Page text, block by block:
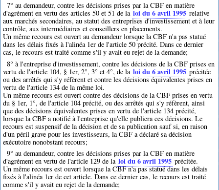
7° au demandeur, contre les décisions prises par la CBF en matière
d'agrément en vertu des articles 50 et 51 de la loi du 6 avril 1995 relative
aux marchés secondaires, au statut des entreprises d'investissement et à leur
contrôle, aux intermédiaires et conseillers en placements.
Un même recours est ouvert au demandeur lorsque la CBF n'a pas statué
dans les délais fixés à l'alinéa 1er de l'article 50 précité. Dans ce dernier
cas, le recours est traité comme s'il y avait eu rejet de la demande;
8° à l'entreprise d'investissement, contre les décisions de la CBF prises en
vertu de l'article 104, § 1er, 2°, 3° et 4°, de la loi du 6 avril 1995 précitée
ou des arrêtés qui s'y réfèrent et contre les décisions équivalentes prises en
vertu de l'article 134 de la même loi.
Un même recours est ouvert contre des décisions de la CBF prises en vertu
du § 1er, 1°, de l'article 104 précité, ou des arrêtés qui s'y réfèrent, ainsi
que des décisions équivalentes prises en vertu de l'article 134 précité,
lorsque la CBF a notifié à l'entreprise qu'elle publiera ces décisions. Le
recours est suspensif de la décision et de sa publication sauf si, en raison
d'un péril grave pour les investisseurs, la CBF a déclaré sa décision
exécutoire nonobstant recours;
9° au demandeur, contre les décisions prises par la CBF en matière
d'agrément en vertu de l'article 129 de la loi du 6 avril 1995 précitée.
Un même recours est ouvert lorsque la CBF n'a pas statué dans les délais
fixés à l'alinéa 1er de cet article. Dans ce dernier cas, le recours est traité
comme s'il y avait eu rejet de la demande;